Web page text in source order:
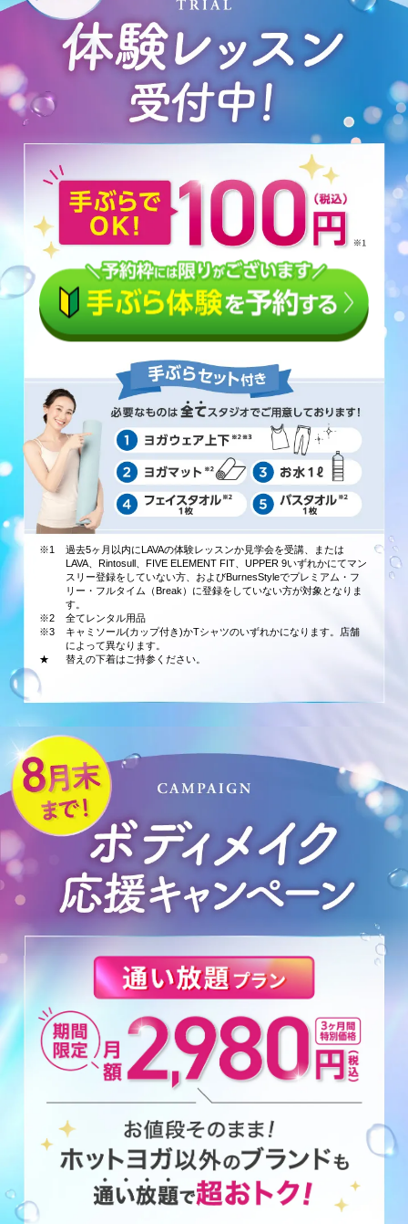
※1
過去5ヶ月以内にLAVAの体験レッスンか見学会を受講、または
LAVA、Rintosull、FIVE ELEMENT FIT、UPPER 9いずれかにてマン
スリー登録をしていない方、およびBurnesStyleでプレミアム・フ
リー・フルタイム（Break）に登録をしていない方が対象となりま
す。
※2
全てレンタル用品
※3
キャミソール(カップ付き)かTシャツのいずれかになります。店舗
によって異なります。
★
替えの下着はご持参ください。